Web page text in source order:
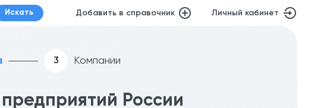
Искать Добавить в справочник Личный кабинет
Компании
России